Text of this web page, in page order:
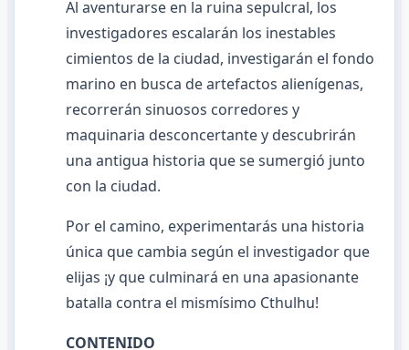
Al aventurarse en la ruina sepulcral, los
investigadores escalarán los inestables
cimientos de la ciudad, investigarán el fondo
marino en busca de artefactos alienígenas,
recorrerán sinuosos corredores y
maquinaria desconcertante y descubrirán
una antigua historia que se sumergió junto
con la ciudad.
Por el camino, experimentarás una historia
única que cambia según el investigador que
elijas ¡y que culminará en una apasionante
batalla contra el mismísimo Cthulhu!
CONTENIDO